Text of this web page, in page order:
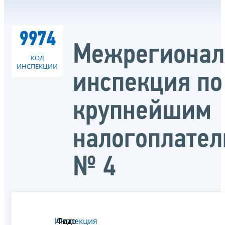
9974
КОД
ИНСПЕКЦИИ
инспекция по
крупнейшим
№ 4
Инспекция
Фото
Гид